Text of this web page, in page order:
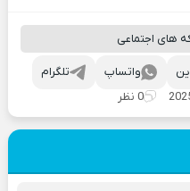
های اجتماعی
تلگرام واتساپ
0 نظر